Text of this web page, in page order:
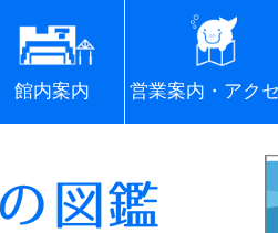
館内案内 営業案内・アク